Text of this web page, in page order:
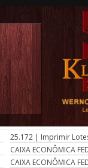
25.172 | Imprimir
CAIXA ECONÔMICA
CAIXA ECONÔMICA